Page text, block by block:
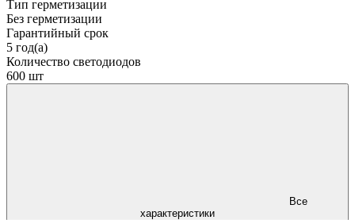
Тип герметизации
Без герметизации
Гарантийный срок
5 год(а)
Количество светодиодов
600 шт
характеристики